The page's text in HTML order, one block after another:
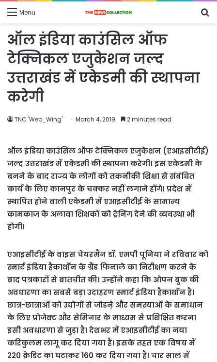
Menu
ऑल इंडिया काउंसिल ऑफ
टेक्निकल एजुकेशन जल्द
उत्तराखंड में एकेडमी की स्थापना
करेगी
TNC 'Web_Wing' March 4, 2019 2 minutes read
ऑल इंडिया काउंसिल ऑफ टेक्निकल एजुकेशन (एआइसीटीई)
जल्द उत्तराखंड में एकेडमी की स्थापना करेगी। इस एकेडमी के
बनने के बाद राज्य के लोगों को तकनीकी शिक्षा से संबंधित
कार्य के लिए कानपुर के चक्कर नहीं लगाने होंगे। प्रदेश में
स्थापित होने वाली एकेडमी में एआइसीटीई के सामान्य
कामकाज के अलावा शिक्षकों को ट्रेनिंग देने की व्यवस्था भी
होगी।
एआइसीटीई के वाइस चेयरमैन डॉ. एमपी पूनिया ने रविवार को
स्मार्ट इंडिया हैकाथॉन के ग्रैंड फिनाले का निरीक्षण करने के
बाद पत्रकारों से बातचीत की। उन्होंने कहा कि ओपन बुक की
अवधारणा का सबसे बड़ा उदाहरण स्मार्ट इंडिया हैकाथॉन है।
छात्र-छात्राओं को उद्योगों से जोडऩे और समस्याओं के समाधान
के लिए प्रोजेक्ट और सेमिनार के माध्यम से प्रशिक्षित करना
इसी अवधारणा से जुड़ा है। देशभर में एआइसीटीई का नया
करिकुलम लागू कर दिया गया है। इसके तहत एक विषय में
220 क्रेडिट का घटाकर 160 कर दिया गया है। चार साल में